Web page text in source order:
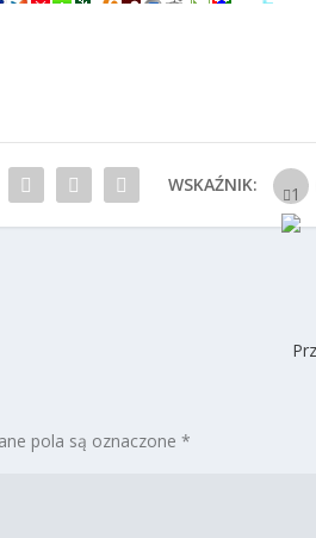
WSKAŹNIK:
pola są oznaczone*